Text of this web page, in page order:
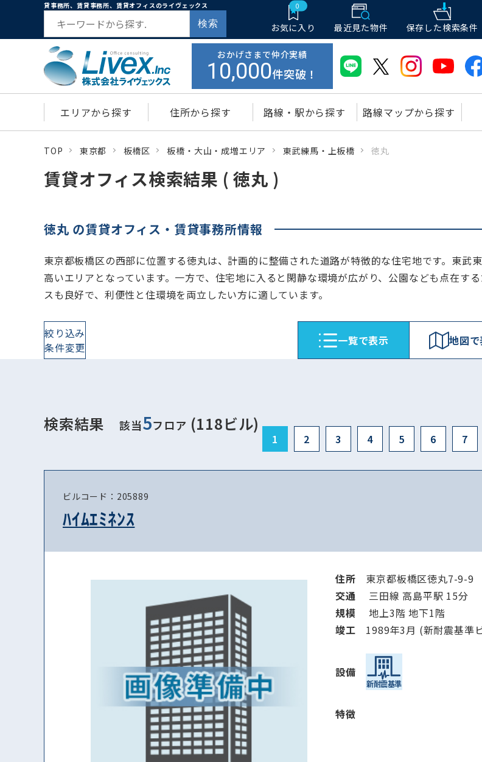
貸事務所、賃貸事務所、賃貸オフィスのライヴェックス
検索
0
お気に入り 最近見た物件 保存した検索条件
おかげさまで仲介実績
10,000件突破！
エリアから探す 住所から探す 路線・駅から探す 路線マップから探す
TOP 東京都 板橋区 板橋・大山・成増エリア 東武練馬・上板橋 徳丸
賃貸オフィス検索結果 ( 徳丸 )
徳丸 の賃貸オフィス・賃貸事務所情報
東京都板橋区の西部に位置する徳丸は、計画的に整備された道路が特徴的な住宅地です。東
高いエリアとなっています。一方で、住宅地に入ると閑静な環境が広がり、公園なども点在す
スも良好で、利便性と住環境を両立したい方に適しています。
絞り込み
条件変更
⼀覧で表⽰ 地図
検索結果 該当5フロア (118ビル)
1 2 3 4 5 6 7
ビルコード：205889
ﾊｲﾑｴﾐﾈﾝｽ
住所 東京都板橋区徳丸7-
交通
三田線 高島平駅 15分
規模
地上3階 地下1階
竣⼯ 1989年3月 (新耐震基準
設備
特徴